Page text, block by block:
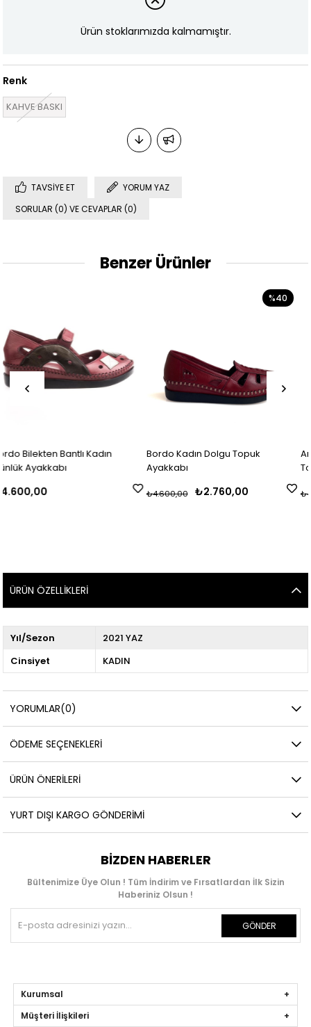
Ürün stoklarımızda kalmamıştır.
Renk
KAHVE BASKI
TAVSIYE ET
YORUM YAZ
SORULAR (0) VE CEVAPLAR (0)
Benzer Ürünler
Kadın
Bordo Kadın Dolgu Topuk
₺2.760,00
Antrasit Python
₺4.300,00
ÜRÜN ÖZELLIKLERI
Yıl/Sezon
2021 YAZ
Cinsiyet
KADIN
YORUMLAR(0)
ÖDEME SEÇENEKLERI
ÜRÜN ÖNERILERI
YURT DIŞI KARGO GÖNDERIMI
BIZDEN HABERLER
Bültenimize Üye Olun ! Tüm İndirim ve Fırsatlardan İlk Sizin
Haberiniz Olsun !
GÖNDER
Kurumsal
Müşteri İlişkileri